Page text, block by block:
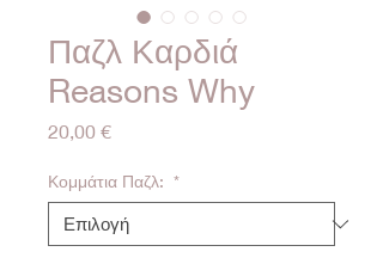
Παζλ Καρδιά
Reasons Why
20,00 €Τιμή
Κομμάτια Παζλ: *